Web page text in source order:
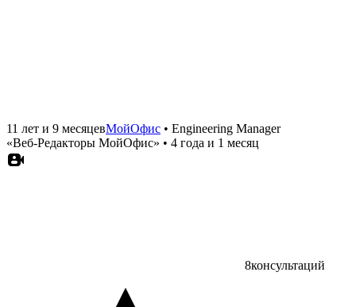
11 лет и 9 месяцевМойОфис • Engineering Manager
«Веб‑Редакторы МойОфис» • 4 года и 1 месяц
8консультаций